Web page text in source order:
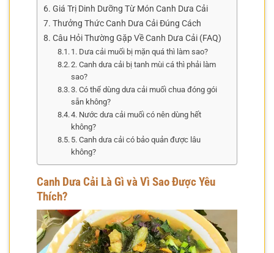
Giá Trị Dinh Dưỡng Từ Món Canh Dưa Cải
Thưởng Thức Canh Dưa Cải Đúng Cách
Câu Hỏi Thường Gặp Về Canh Dưa Cải (FAQ)
1. Dưa cải muối bị mặn quá thì làm sao?
2. Canh dưa cải bị tanh mùi cá thì phải làm
sao?
3. Có thể dùng dưa cải muối chua đóng gói
sẵn không?
4. Nước dưa cải muối có nên dùng hết
không?
5. Canh dưa cải có bảo quản được lâu
không?
Canh Dưa Cải Là Gì và Vì Sao Được Yêu
Thích?